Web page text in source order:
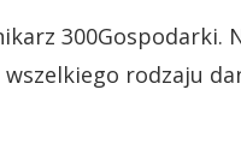
300Gospodarki.
rodzaju